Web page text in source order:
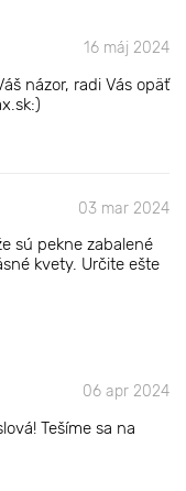
16 máj 2024
názor, radi Vás opäť
03 mar 2024
sú pekne zabalené
kvety. Určite ešte
06 apr 2024
Tešíme sa na